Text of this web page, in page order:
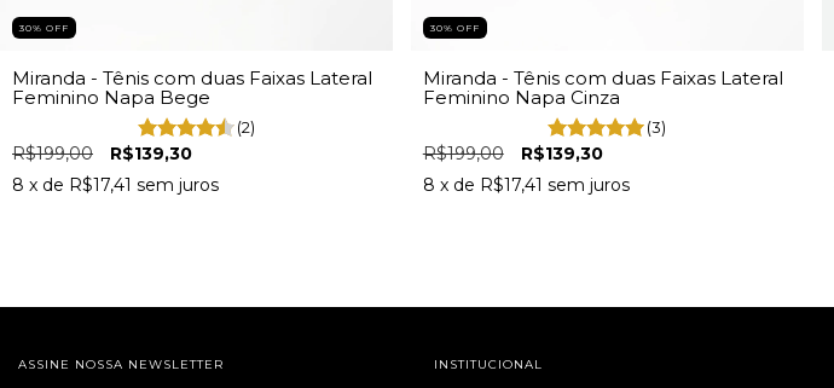
30% OFF
Miranda - Tênis com duas Faixas Lateral
Feminino Napa Bege
(2)
R$199,00
R$139,30
8 x de R$17,41 sem juros
30% OFF
Miranda - Tênis com duas Faixas Lateral
Feminino Napa Cinza
(3)
R$199,00
R$139,30
8 x de R$17,41 sem juros
ASSINE NOSSA NEWSLETTER INSTITUCIONAL